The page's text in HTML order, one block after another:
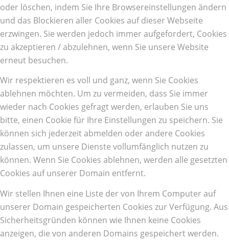
oder löschen, indem Sie Ihre Browsereinstellungen ändern
und das Blockieren aller Cookies auf dieser Webseite
erzwingen. Sie werden jedoch immer aufgefordert, Cookies
zu akzeptieren / abzulehnen, wenn Sie unsere Website
erneut besuchen.
Wir respektieren es voll und ganz, wenn Sie Cookies
ablehnen möchten. Um zu vermeiden, dass Sie immer
wieder nach Cookies gefragt werden, erlauben Sie uns
bitte, einen Cookie für Ihre Einstellungen zu speichern. Sie
können sich jederzeit abmelden oder andere Cookies
zulassen, um unsere Dienste vollumfänglich nutzen zu
können. Wenn Sie Cookies ablehnen, werden alle gesetzten
Cookies auf unserer Domain entfernt.
Wir stellen Ihnen eine Liste der von Ihrem Computer auf
unserer Domain gespeicherten Cookies zur Verfügung. Aus
Sicherheitsgründen können wie Ihnen keine Cookies
anzeigen, die von anderen Domains gespeichert werden.